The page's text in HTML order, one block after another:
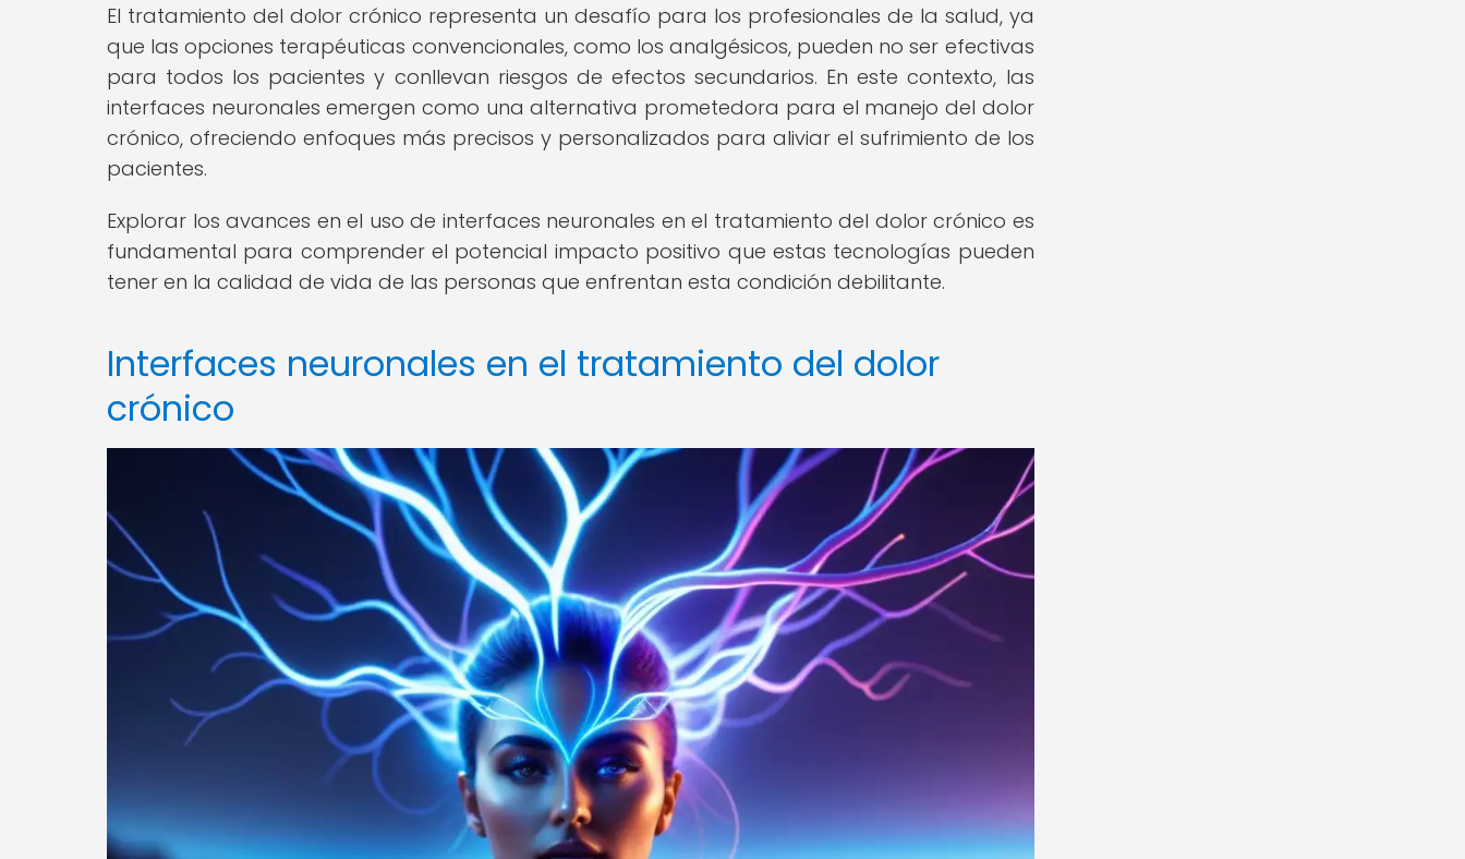
El tratamiento del dolor crónico representa un desafío para los profesionales de la salud, ya
que las opciones terapéuticas convencionales, como los analgésicos, pueden no ser efectivas
para todos los pacientes y conllevan riesgos de efectos secundarios. En este contexto, las
interfaces neuronales emergen como una alternativa prometedora para el manejo del dolor
crónico, ofreciendo enfoques más precisos y personalizados para aliviar el sufrimiento de los
pacientes.
Explorar los avances en el uso de interfaces neuronales en el tratamiento del dolor crónico es
fundamental para comprender el potencial impacto positivo que estas tecnologías pueden
tener en la calidad de vida de las personas que enfrentan esta condición debilitante.
Interfaces neuronales en el tratamiento del dolor
crónico